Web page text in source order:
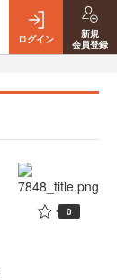
ログイン
新規
会員登録
0